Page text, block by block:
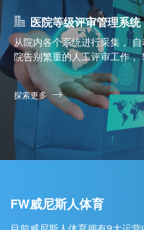
医院等级评审管理系统
从院内各个系统进行采集，
院告别繁重的人工评审工作，
探索更多
FW威尼斯人体育